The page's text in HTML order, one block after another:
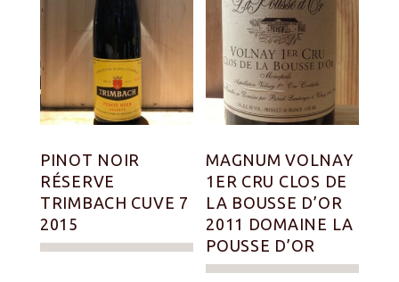
PINOT NOIR
RÉSERVE
TRIMBACH CUVE 7
2015
MAGNUM VOLNAY
1ER CRU CLOS DE
LA BOUSSE D’OR
2011 DOMAINE LA
POUSSE D’OR